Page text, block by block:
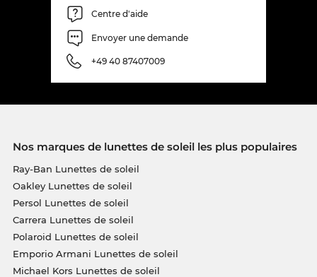
Centre d'aide
Envoyer une demande
+49 40 87407009
Nos marques de lunettes de soleil les plus populaires
Ray-Ban Lunettes de soleil
Oakley Lunettes de soleil
Persol Lunettes de soleil
Carrera Lunettes de soleil
Polaroid Lunettes de soleil
Emporio Armani Lunettes de soleil
Michael Kors Lunettes de soleil